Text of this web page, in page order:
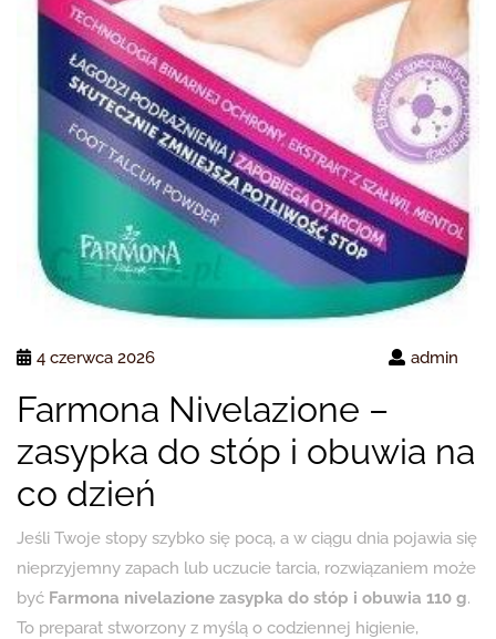
4 czerwca 2026 admin
Farmona Nivelazione –
zasypka do stóp i obuwia na
co dzień
Jeśli Twoje stopy szybko się pocą, a w ciągu dnia pojawia się
nieprzyjemny zapach lub uczucie tarcia, rozwiązaniem może
być Farmona nivelazione zasypka do stóp i obuwia 110 g.
To preparat stworzony z myślą o codziennej higienie,